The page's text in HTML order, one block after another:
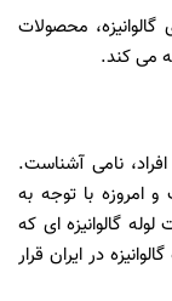
گالوانیزه، محصولات
می ‌کند.
نامی آشناست.
شده است و امروزه با توجه به
گالوانیزه ای که
در ایران قرار